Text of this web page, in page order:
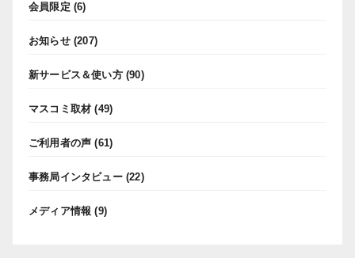
会員限定 (6)
お知らせ(207)
新サービス＆使い方(90)
マスコミ取材 (49)
ご利用者の声 (61)
事務局インタビュー(22)
メディア情報 (9)